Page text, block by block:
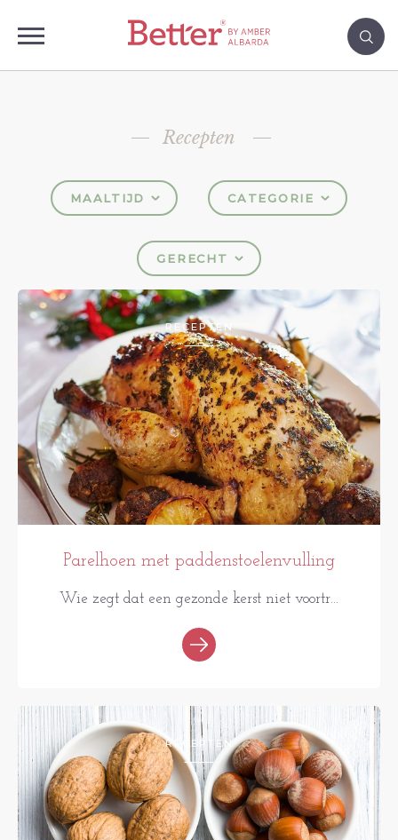
Recepten
MAALTIJD CATEGORIE
GERECHT
RECEPTEN
Parelhoen met paddenstoelenvulling
Wie zegt dat een gezonde kerst niet voortr...
RECEPTEN